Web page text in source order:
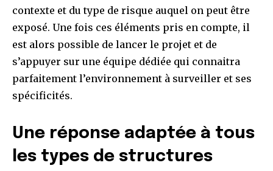
contexte et du type de risque auquel on peut être
exposé. Une fois ces éléments pris en compte, il
est alors possible de lancer le projet et de
s’appuyer sur une équipe dédiée qui connaitra
parfaitement l’environnement à surveiller et ses
spécificités.
Une réponse adaptée à tous
les types de structures